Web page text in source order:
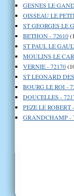
GESNES LE
OISSEAU LE
ST GEORGES LE
BETHON - 72610
ST PAUL LE
MOULINS LE
VERNIE - 72170
ST LEONARD
BOURG LE ROI -
DOUCELLES -
PEZE LE ROBERT
GRANDCHAMP -